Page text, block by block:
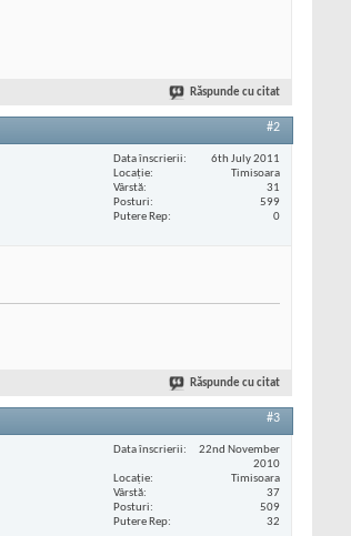
Răspunde cu citat
#2
Data înscrierii
6th July 2011
Locaţie
Timisoara
Vârstă
31
Posturi
599
Putere Rep
0
Răspunde cu citat
#3
Data înscrierii
22nd November
2010
Locaţie
Timisoara
Vârstă
37
Posturi
509
Putere Rep
32